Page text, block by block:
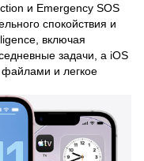
и Emergency SOS
спокойствия и
включая
задачи, а iOS
и легкое